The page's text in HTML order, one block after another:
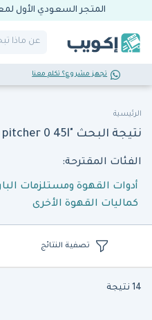
المتجر السعودي الأول
تجهز مشروع؟ تكلم معنا
الرئيسية
نتيجة البحث "wpm hc7106w sp milk pitcher 0 45l"
الفئات المقترحة:
أدوات القهوة ومستلزمات
كماليات القهوة الأخرى
تصفية النتائج
14 نتيجة